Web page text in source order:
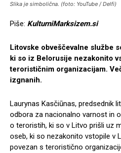
Slika je simbolična. (foto: YouTube / Delfi)
Piše: KulturniMarksizem.si
Litovske obveščevalne službe
ki so iz Belorusije nezakonito
terorističnim organizacijam.
izgnanih.
Laurynas Kasčiūnas, predsednik
odbora za nacionalno varnost in
o teroristih, ki so v Litvo prišli uz
oseb, ki so nezakonito vstopile v
povezan s teroristično